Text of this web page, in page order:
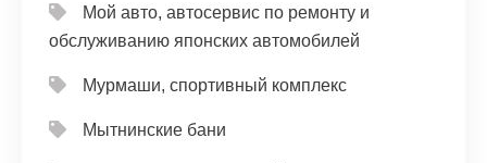
Мой авто, автосервис по ремонту и
обслуживанию японских автомобилей
Мурмаши, спортивный комплекс
Мытнинские бани